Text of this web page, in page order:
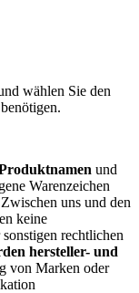
wählen Sie den
und
Warenzeichen
uns und den
keine
sonstigen rechtlichen
hersteller- und
von Marken oder